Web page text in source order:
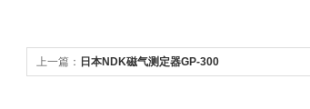
上一篇： 日本NDK磁气测定器GP-300